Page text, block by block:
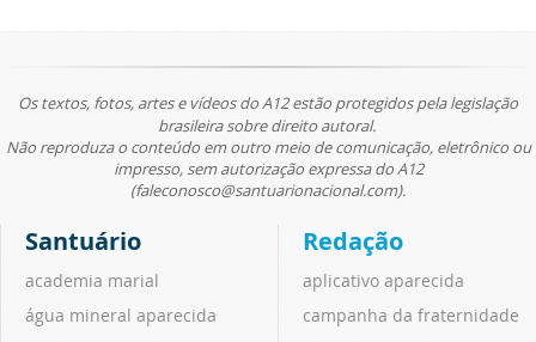
Os textos, fotos, artes e vídeos do A12 estão protegidos pela legislação
brasileira sobre direito autoral.
Não reproduza o conteúdo em outro meio de comunicação, eletrônico ou
impresso, sem autorização expressa do A12
(faleconosco@santuarionacional.com).
Santuário
academia marial
água mineral aparecida
Redação
aplicativo aparecida
campanha da fraternidade